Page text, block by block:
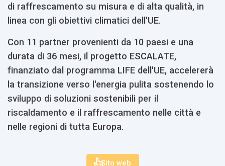
di raffrescamento su misura e di alta qualità, in
linea con gli obiettivi climatici dell'UE.
Con 11 partner provenienti da 10 paesi e una
durata di 36 mesi, il progetto ESCALATE,
finanziato dal programma LIFE dell'UE, accelererà
la transizione verso l'energia pulita sostenendo lo
sviluppo di soluzioni sostenibili per il
riscaldamento e il raffrescamento nelle città e
nelle regioni di tutta Europa.
Sito web